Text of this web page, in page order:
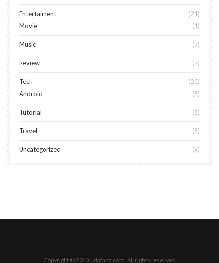
Entertaiment
21
Movie
1
Music 7
Review 7
Tech
23
Android
5
Tutorial 6
Travel 8
Uncategorized 9
Copyright © 2018 udafanz.com. All rights reserved